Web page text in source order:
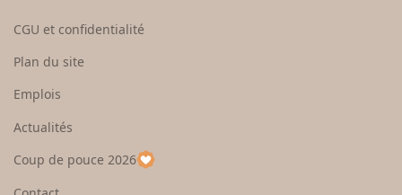
e
u
p
a
CGU et confidentialité
Plan du site
Emplois
Actualités
Coup de pouce 2026